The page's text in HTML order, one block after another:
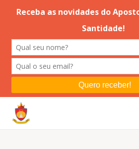
Editorial
Orações